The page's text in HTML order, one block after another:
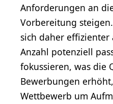
Anforderungen an
Vorbereitung
sich daher
Anzahl potenziell
fokussieren, was die
Bewerbungen
Wettbewerb um